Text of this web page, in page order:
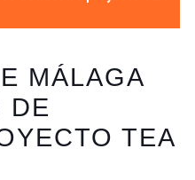
MÁLAGA
DE
TEA